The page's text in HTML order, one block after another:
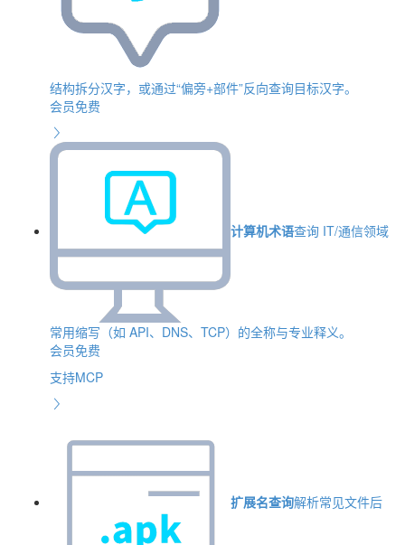
结构拆分汉字，或通过“偏旁+部件”反向查询目标汉字。
会员免费
计算机术语查询 IT/通信领域
常用缩写（如 API、DNS、TCP）的全称与专业释义。
会员免费
支持MCP
扩展名查询解析常见文件后